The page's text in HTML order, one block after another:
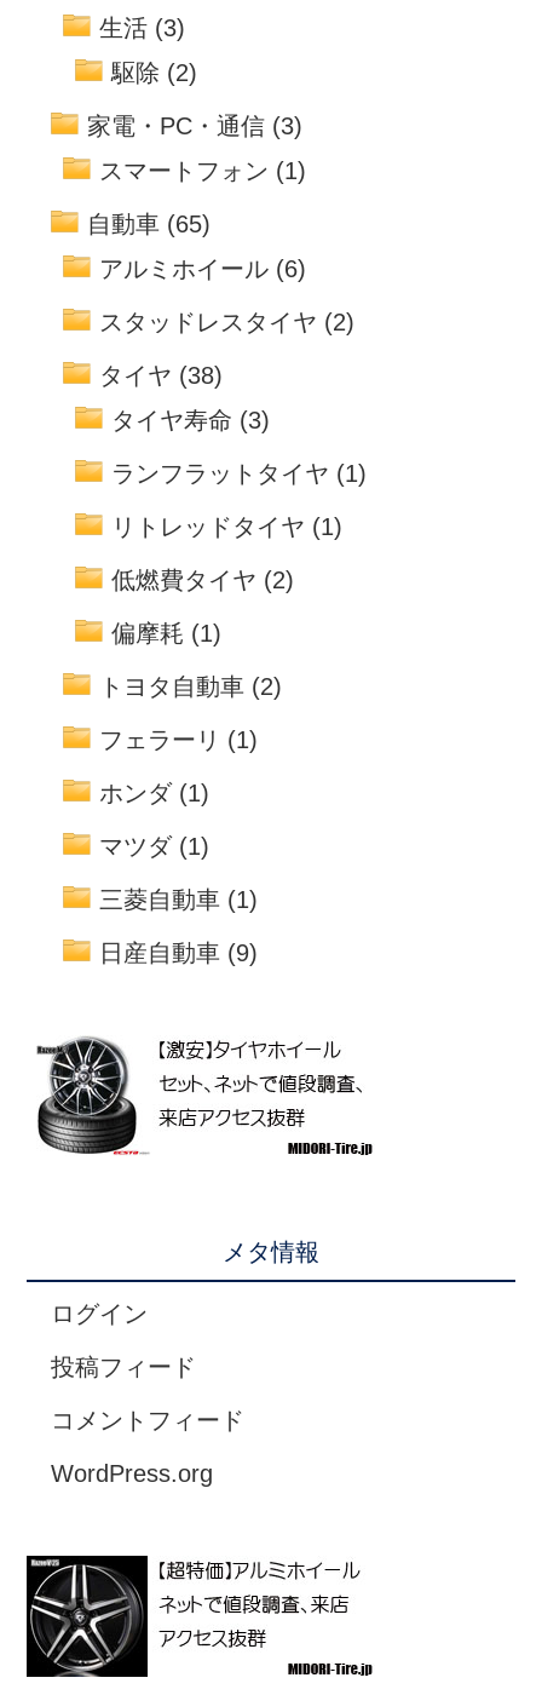
生活 (3)
駆除 (2)
家電・PC・通信 (3)
スマートフォン (1)
自動車 (65)
アルミホイール (6)
スタッドレスタイヤ (2)
タイヤ (38)
タイヤ寿命 (3)
ランフラットタイヤ (1)
リトレッドタイヤ (1)
低燃費タイヤ (2)
偏摩耗 (1)
トヨタ自動車 (2)
フェラーリ (1)
ホンダ(1)
マツダ(1)
三菱自動車 (1)
日産自動車 (9)
メタ情報
ログイン
投稿フィード
コメントフィード
WordPress.org